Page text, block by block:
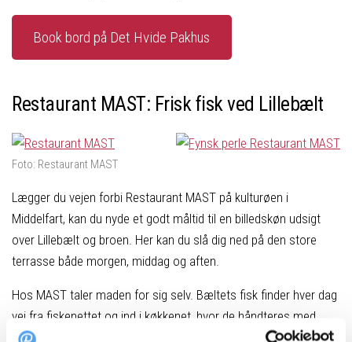
Book bord på Det Hvide Pakhus
Restaurant MAST: Frisk fisk ved Lillebælt
Foto: Restaurant MAST
Lægger du vejen forbi Restaurant MAST på kulturøen i
Middelfart, kan du nyde et godt måltid til en billedskøn udsigt
over Lillebælt og broen. Her kan du slå dig ned på den store
terrasse både morgen, middag og aften.
Hos MAST taler maden for sig selv. Bæltets fisk finder hver dag
vej fra fiskenettet og ind i køkkenet, hvor de håndteres med
respekt og en god portion kærlighed. Du kan også sætte